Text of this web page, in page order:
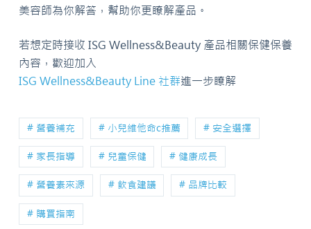
美容師為你解答，幫助你更瞭解產品。
若想定時接收 ISG Wellness&Beauty 產品相關保健保養
內容，歡迎加入
ISG Wellness&Beauty Line 社群進一步瞭解
# 營養補充 # 小兒維他命c推薦 # 安全選擇
# 家長指導 # 兒童保健 # 健康成長
# 營養素來源 # 飲食建議 # 品牌比較
# 購買指南